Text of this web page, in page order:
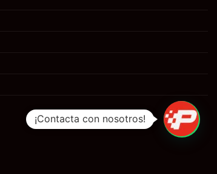
¡Contacta con nosotros!